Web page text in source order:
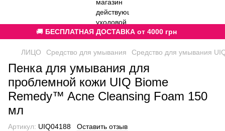
🚚 БЕСПЛАТНАЯ ДОСТАВКА от 4000 грн
ЛИЦО Средство для умывания Средство для умывания
Пенка для умывания для
проблемной кожи UIQ Biome
Remedy™ Acne Cleansing Foam 150
мл
Артикул: UIQ04188 Оставить отзыв